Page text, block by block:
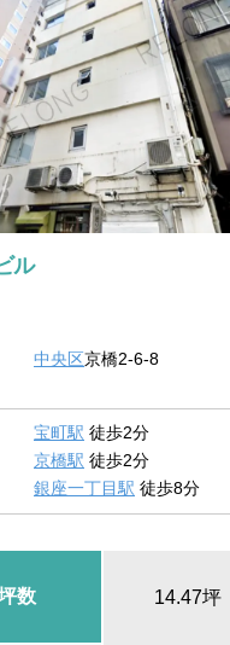
ル
中央区京橋2-6-8
宝町駅 徒歩2分
京橋駅 徒歩2分
銀座一丁目駅 徒歩8分
東京駅徒歩9分
新富町駅
徒歩11分
数 14.47坪